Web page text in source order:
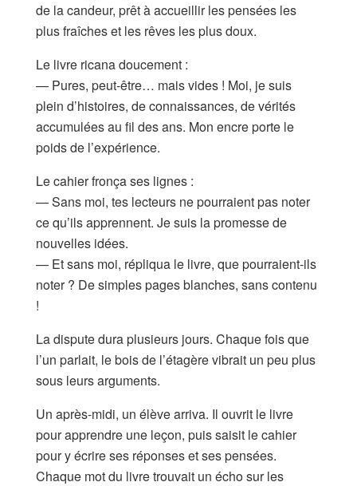
de la candeur, prêt à accueillir les pensées les
plus fraîches et les rêves les plus doux.
Le livre ricana doucement :
— Pures, peut-être… mais vides ! Moi, je suis
plein d’histoires, de connaissances, de vérités
accumulées au fil des ans. Mon encre porte le
poids de l’expérience.
Le cahier fronça ses lignes :
— Sans moi, tes lecteurs ne pourraient pas noter
ce qu’ils apprennent. Je suis la promesse de
nouvelles idées.
— Et sans moi, répliqua le livre, que pourraient-ils
noter ? De simples pages blanches, sans contenu
!
La dispute dura plusieurs jours. Chaque fois que
l’un parlait, le bois de l’étagère vibrait un peu plus
sous leurs arguments.
Un après-midi, un élève arriva. Il ouvrit le livre
pour apprendre une leçon, puis saisit le cahier
pour y écrire ses réponses et ses pensées.
Chaque mot du livre trouvait un écho sur les